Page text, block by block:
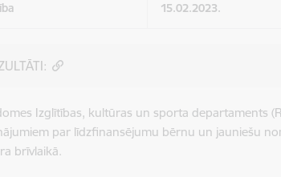
15.02.2023.
Izglītības, kultūras un sporta departaments
par līdzfinansējumu bērnu un jauniešu
brīvlaikā.